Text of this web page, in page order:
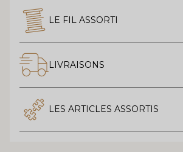
LE FIL ASSORTI
LIVRAISONS
LES ARTICLES ASSORTIS